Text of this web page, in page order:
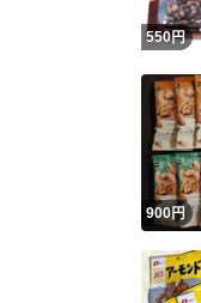
550円
900円